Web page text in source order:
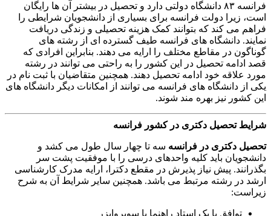
فرانسه ۸۳ دانشگاه دولتی دارد و تحصیل در بیشتر آن ها رایگان
است، زیرا دولت فرانسه برای بسیاری از دانشجویان شرایطی را
فراهم می کند که بتوانند کمک هزینه تحصیلی و زندگی دریافت
نمایند. دانشگاه های فرانسه طیف گسترده ای از رشته های
گوناگون در مقاطع مختلف را ارایه می دهند. بنابراین افرادی که
قصد ادامه تحصیل در این کشور را به راحتی می توانند در رشته
مورد علاقه خود ادامه تحصیل دهند. همچنین متقاضیان با ثبت نام در
یکی از دانشگاه های فرانسه می توانند از امکانات دیگر دانشگاه های
این کشور نیز بهره مند شوند.
شرایط تحصیل دکتری در کشور فرانسه
تحصیل دکتری در فرانسه سه تا چهار سال طول می کشد و
دانشجویان باید کلیه واحدهای درسی را با موفقیت پشت سر
بگذرانند. پیش نیاز پذیرش در مقطع دکترا، ارایه مدرک کارشناسی
ارشد در رشته مرتبط می باشد. همچنین سایر شرایط آن به شرح
زیراست:
توافق با یک استاد راهنما یا سوپروایزر